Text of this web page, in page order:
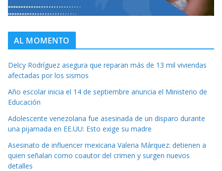
AL MOMENTO
Delcy Rodríguez asegura que reparan más de 13 mil viviendas
afectadas por los sismos
Año escolar inicia el 14 de septiembre anuncia el Ministerio de
Educación
Adolescente venezolana fue asesinada de un disparo durante
una pijamada en EE.UU: Esto exige su madre
Asesinato de influencer mexicana Valeria Márquez: detienen a
quien señalan como coautor del crimen y surgen nuevos
detalles